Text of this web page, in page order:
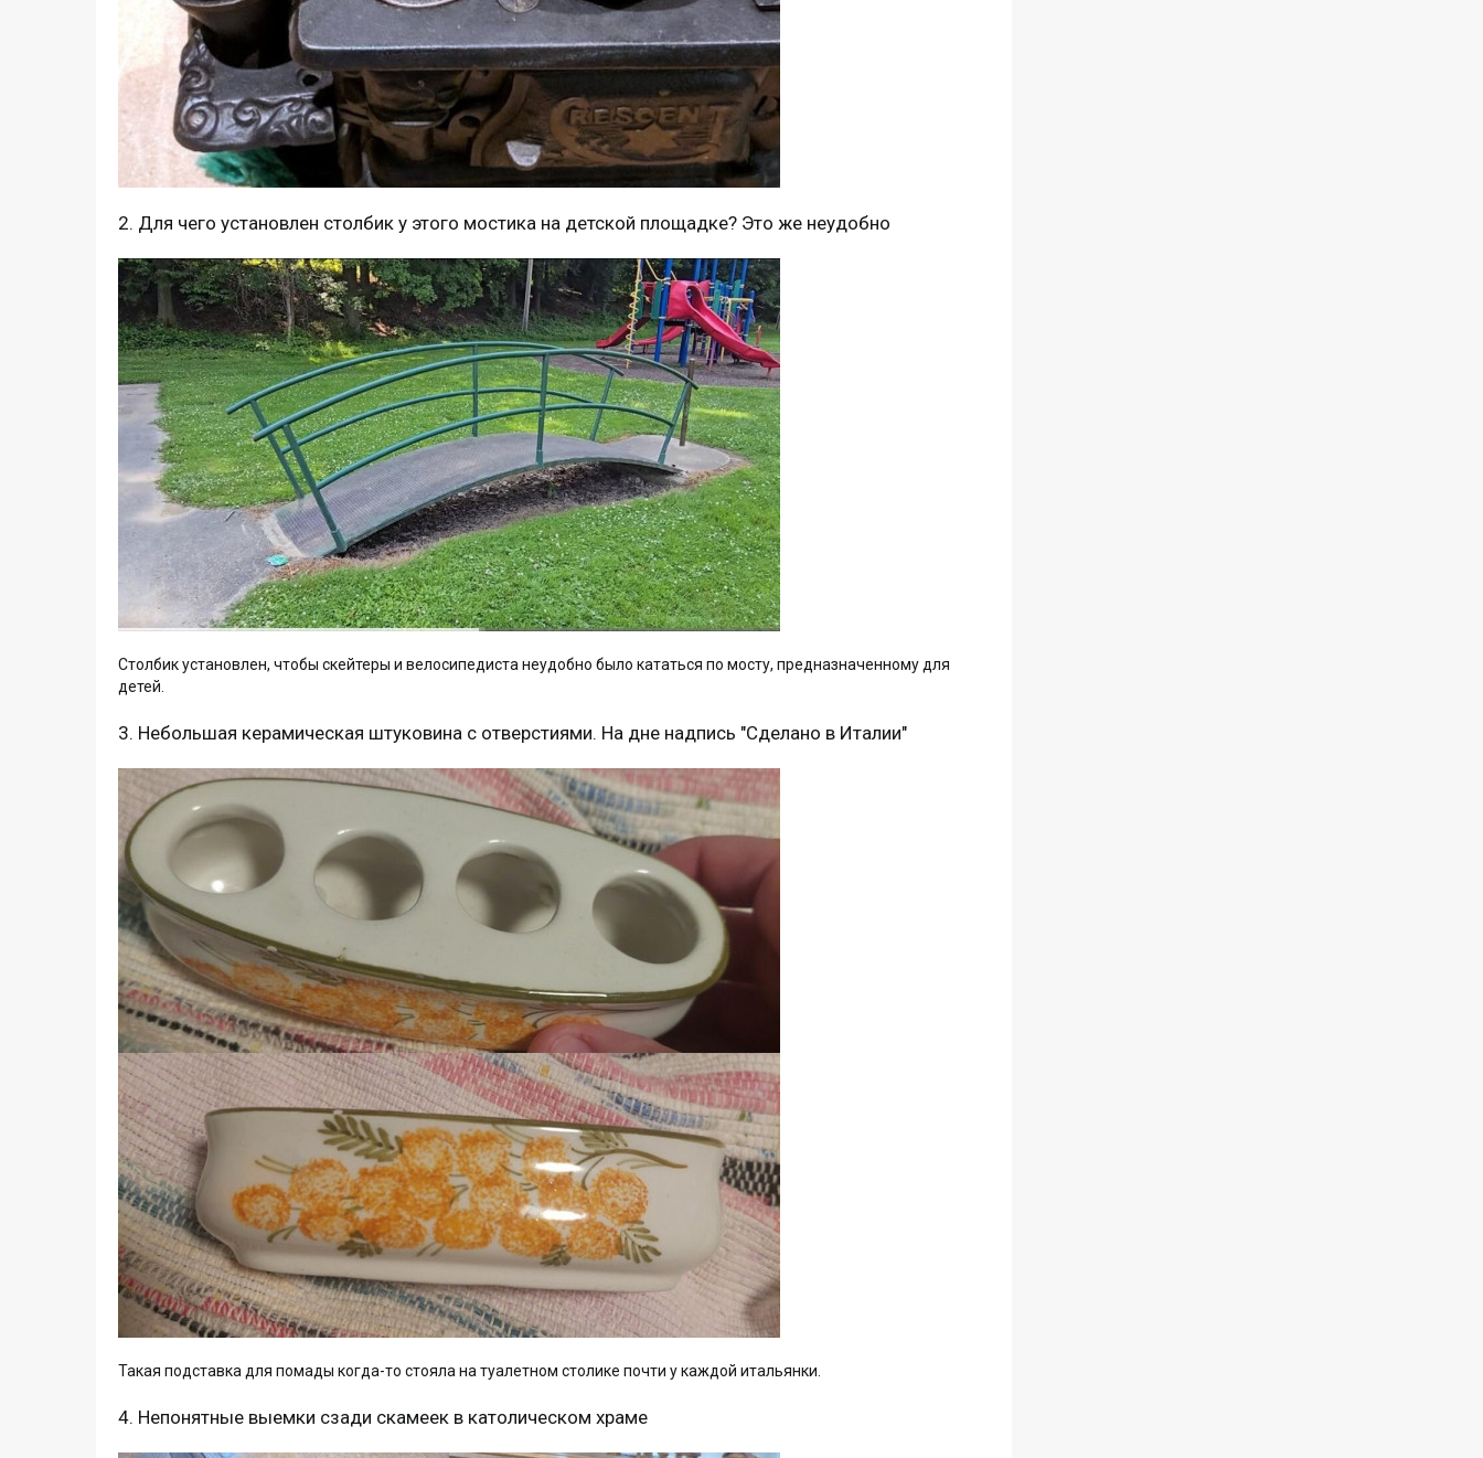
2. Для чего установлен столбик у этого мостика на детской площадке? Это же неудобно
Столбик установлен, чтобы скейтеры и велосипедиста неудобно было кататься по мосту, предназначенному для
детей.
3. Небольшая керамическая штуковина с отверстиями. На дне надпись "Сделано в Италии"
Такая подставка для помады когда-то стояла на туалетном столике почти у каждой итальянки.
4. Непонятные выемки сзади скамеек в католическом храме